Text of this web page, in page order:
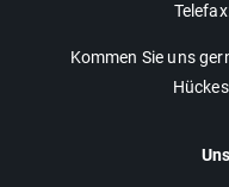
Kommen Sie uns